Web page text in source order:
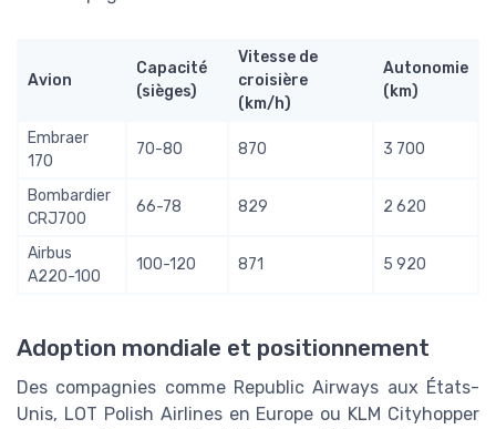
Avion
Capacité
(sièges)
Vitesse de
croisière
(km/h)
Autonomie
(km)
Embraer
170
70-80 870 3 700
Bombardier
CRJ700
66-78 829 2 620
Airbus
A220-100
100-120 871 5 920
Adoption mondiale et positionnement
Des compagnies comme Republic Airways aux États-
Unis, LOT Polish Airlines en Europe ou KLM Cityhopper